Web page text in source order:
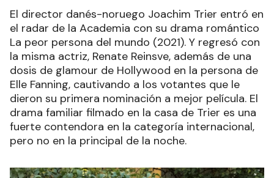
El director danés-noruego Joachim Trier entró en
el radar de la Academia con su drama romántico
La peor persona del mundo (2021). Y regresó con
la misma actriz, Renate Reinsve, además de una
dosis de glamour de Hollywood en la persona de
Elle Fanning, cautivando a los votantes que le
dieron su primera nominación a mejor película. El
drama familiar filmado en la casa de Trier es una
fuerte contendora en la categoría internacional,
pero no en la principal de la noche.